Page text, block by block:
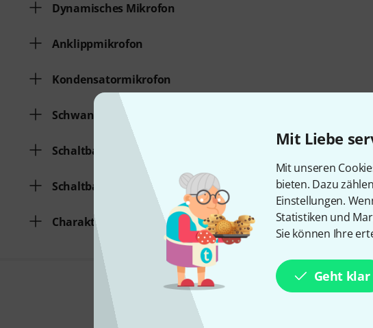
Mit Liebe
Mit unseren
bieten. Dazu
Einstellungen.
Statistiken und
Sie können Ihre
Geht klar
Dynamisches Mikrofon
Anklippmikrofon
Kondensatormikrofon
Schwanenhals
Schaltbarer Lowcut
Schaltbarer Pad
Charakteristik